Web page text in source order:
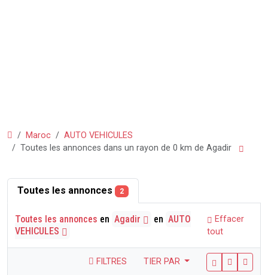
Maroc
AUTO VEHICULES
Toutes les annonces dans un rayon de 0 km de Agadir
Toutes les annonces 2
Toutes les annonces en Agadir en AUTO
VEHICULES
Effacer
tout
FILTRES TIER PAR